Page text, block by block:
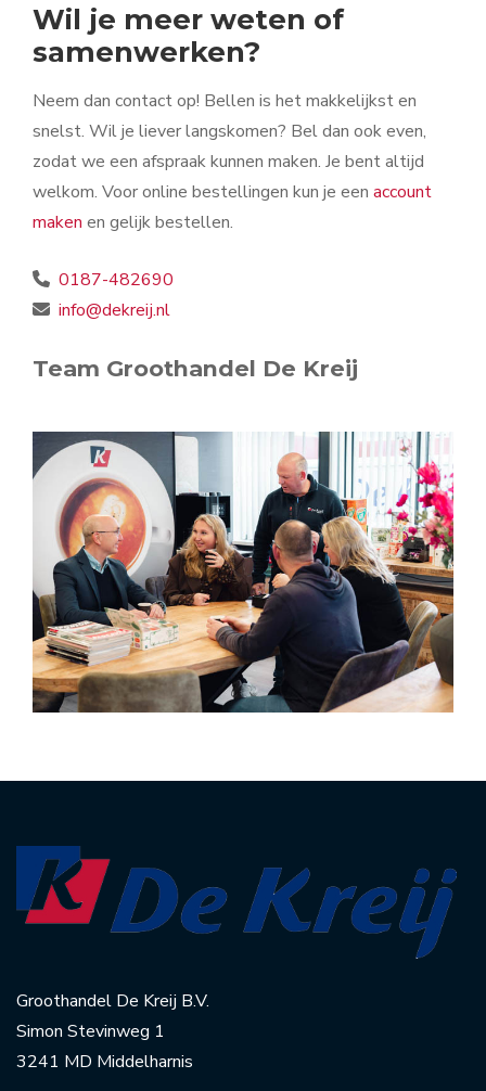
Wil je meer weten of
samenwerken?
Neem dan contact op! Bellen is het makkelijkst en
snelst. Wil je liever langskomen? Bel dan ook even,
zodat we een afspraak kunnen maken. Je bent altijd
welkom. Voor online bestellingen kun je een account
maken en gelijk bestellen.
0187-482690
info@dekreij.nl
Team Groothandel De Kreij
Groothandel De Kreij B.V.
Simon Stevinweg 1
3241 MD Middelharnis